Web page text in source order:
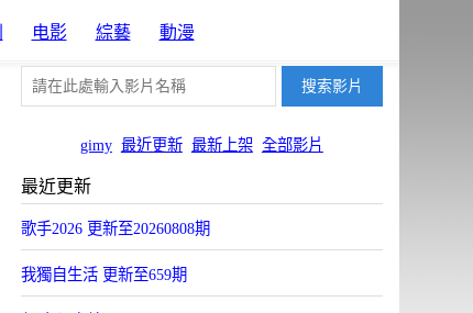
电影 綜藝 動漫
gimy 最近更新 最新上架 全部影片
最近更新
歌手2026 更新至20260808期
我獨自生活 更新至659期